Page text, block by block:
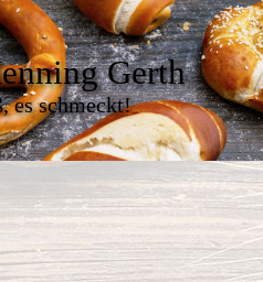
Gerth
es schmeckt!